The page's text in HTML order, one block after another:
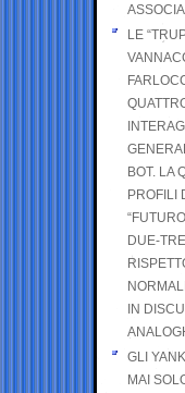
LE
BOT. LA
PROFILI
DUE-
IN
GLI
MAI